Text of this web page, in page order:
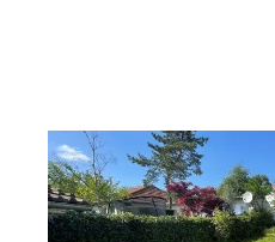
FONTENAY SOUS BOIS 94
84,45 m2, 4 pièces
Ref : 9787